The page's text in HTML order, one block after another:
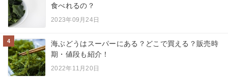
食べれるの？
2023年09月24日
4
海ぶどうはスーパーにある？どこで買える？販売時
期・値段も紹介！
2022年11月20日